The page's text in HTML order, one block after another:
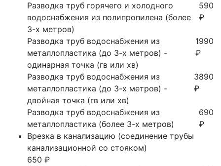
Разводка труб горячего и холодного
водоснабжения из полипропилена (более
3-х метров)
590
₽
Разводка труб водоснабжения из
металлопластика (до 3-х метров) -
одинарная точка (гв или хв)
1990
₽
Разводка труб водоснабжения из
металлопластика (до 3-х метров) -
двойная точка (гв или хв)
3890
₽
Разводка труб водоснабжения из
металлопластика (более 3-х метров)
690
₽
Врезка в канализацию (соединение трубы
канализационной со стояком)
650 ₽